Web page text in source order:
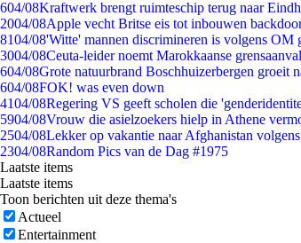
604/08Kraftwerk brengt ruimteschip terug naar
2004/08Apple vecht Britse eis tot inbouwen
8104/08'Witte' mannen discrimineren is volgens OM
3004/08Ceuta-leider noemt Marokkaanse
604/08Grote natuurbrand Boschhuizerbergen groeit
604/08FOK! was even down
4104/08Regering VS geeft scholen die
5904/08Vrouw die asielzoekers hielp in Athene
2504/08Lekker op vakantie naar Afghanistan
2304/08Random Pics van de Dag #1975
Laatste items
Laatste items
Toon berichten uit deze thema's
Actueel
Entertainment